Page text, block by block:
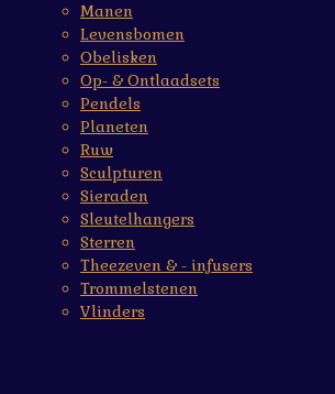
Manen
Levensbomen
Obelisken
Op- & Ontlaadsets
Pendels
Planeten
Ruw
Sculpturen
Sieraden
Sleutelhangers
Sterren
Theezeven & - infusers
Trommelstenen
Vlinders